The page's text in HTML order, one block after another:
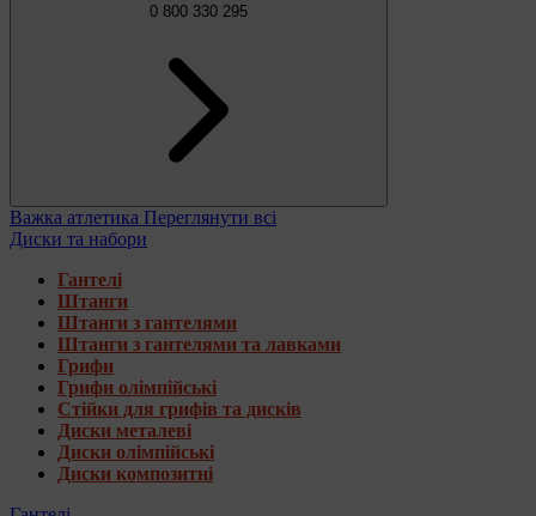
0 800 330 295
Важка атлетика Переглянути всі
Диски та набори
Гантелі
Штанги
Штанги з гантелями
Штанги з гантелями та лавками
Грифи
Грифи олімпійські
Стійки для грифів та дисків
Диски металеві
Диски олімпійські
Диски композитні